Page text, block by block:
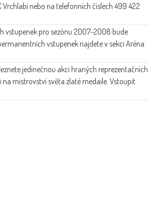
nebo na telefonních číslech 499 422
vstupenek pro sezónu 2007-2008 bude
vstupenek najdete v sekci Aréna
jedinečnou akci hraných reprezentačních
mistrovství světa zlaté medaile. Vstoupit